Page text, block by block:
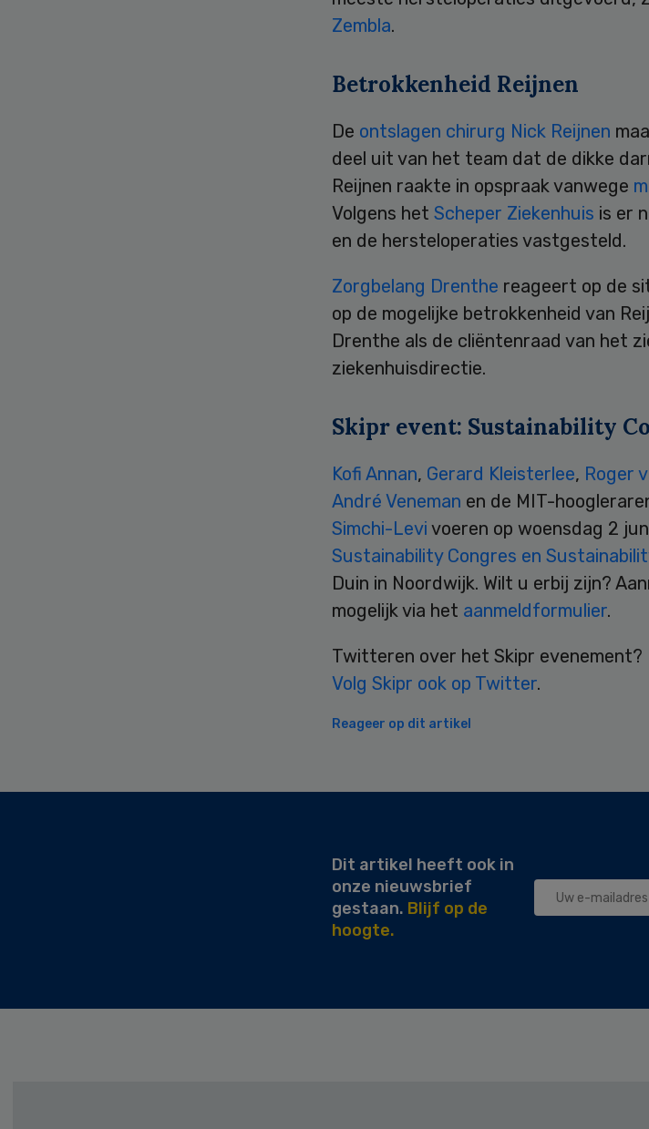
Zembla.
Betrokkenheid Reijnen
De ontslagen chirurg Nick Reijnen
deel uit van het team dat de dikke
Reijnen raakte in opspraak vanwege
Volgens het Scheper Ziekenhuis is er
en de hersteloperaties vastgesteld.
Zorgbelang Drenthe reageert op de
op de mogelijke betrokkenheid van
Drenthe als de cliëntenraad van het
ziekenhuisdirectie.
Skipr event: Sustainability
Kofi Annan, Gerard Kleisterlee, Roger
André Veneman en de MIT-
Simchi-Levi voeren op woensdag 2
Sustainability Congres en
Duin in Noordwijk. Wilt u erbij zijn?
mogelijk via het aanmeldformulier.
Twitteren over het Skipr
Volg Skipr ook op Twitter.
Reageer op dit artikel
Secondary
Dit artikel heeft ook in
onze nieuwsbrief
gestaan. Blijf op de
hoogte.